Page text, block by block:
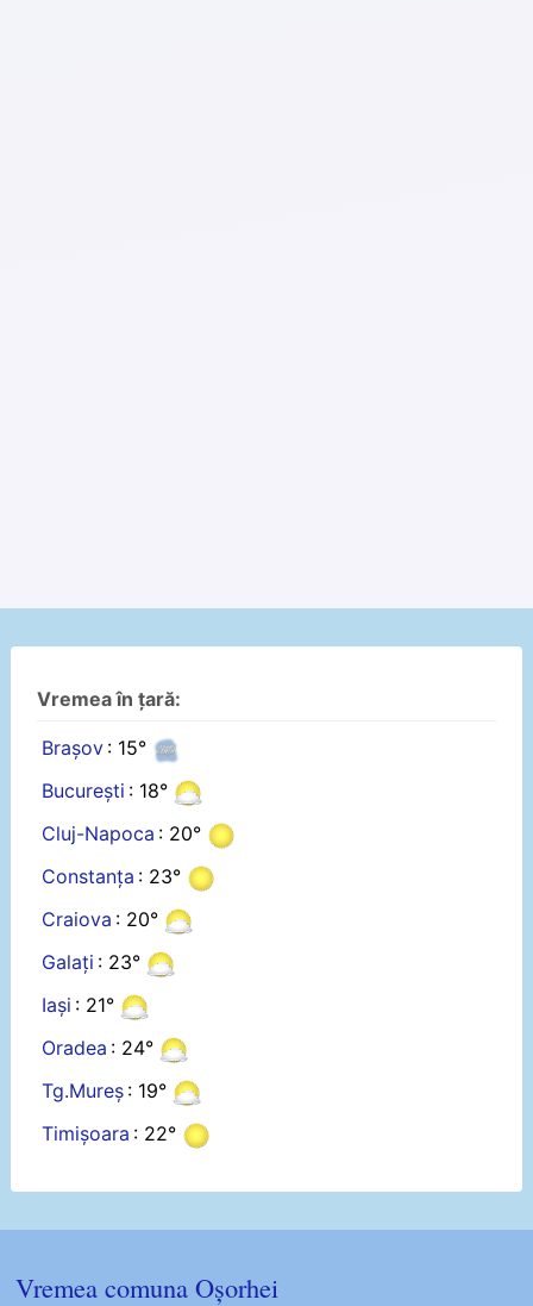
Vremea în țară:
Brașov : 15°
București : 18°
Cluj-Napoca : 20°
Constanța : 23°
Craiova : 20°
Galați : 23°
Iași : 21°
Oradea : 24°
Tg.Mureș : 19°
Timișoara : 22°
Vremea comuna Oșorhei